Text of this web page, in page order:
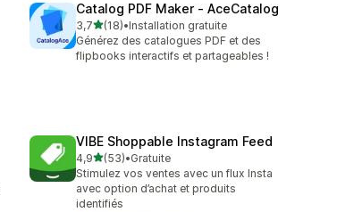
Catalog PDF Maker ‑ AceCatalog
3,7étoile(s) sur 5
(18)
18 avis au total
•Installation gratuite
Générez des catalogues PDF et des
flipbooks interactifs et partageables !
VIBE Shoppable Instagram Feed
4,9étoile(s) sur 5
(53)
53 avis au total
•Gratuite
Stimulez vos ventes avec un flux Insta
avec option d’achat et produits
identifiés